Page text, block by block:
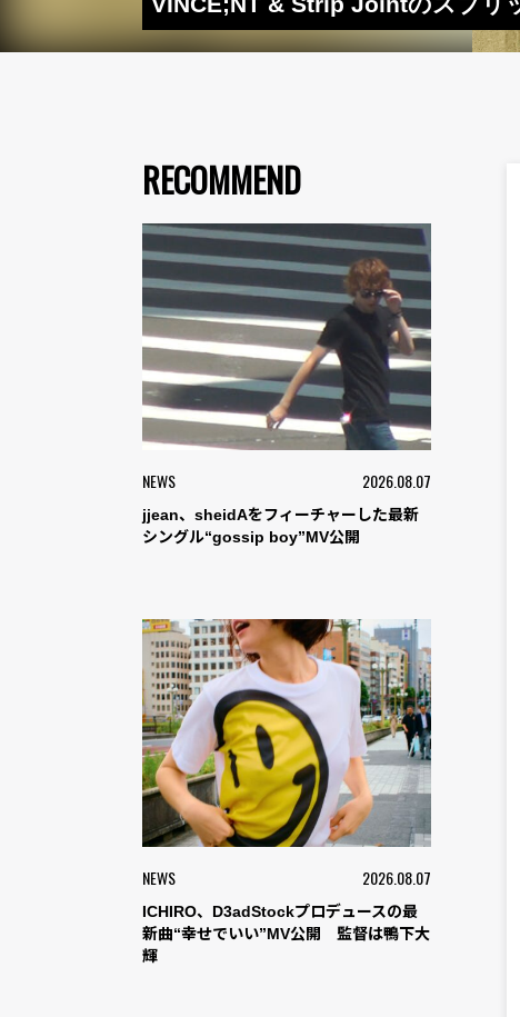
RECOMMEND
NEWS 2026.08.07
jjean、sheidAをフィーチャーした最新
シングル“gossip boy”MV公開
NEWS 2026.08.07
ICHIRO、D3adStockプロデュースの最
新曲“幸せでいい”MV公開 監督は鴨下大
輝